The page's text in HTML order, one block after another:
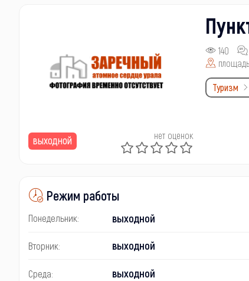
выходной нет оценок
140
Туризм
Режим работы
Понедельник: выходной
Вторник: выходной
Среда: выходной